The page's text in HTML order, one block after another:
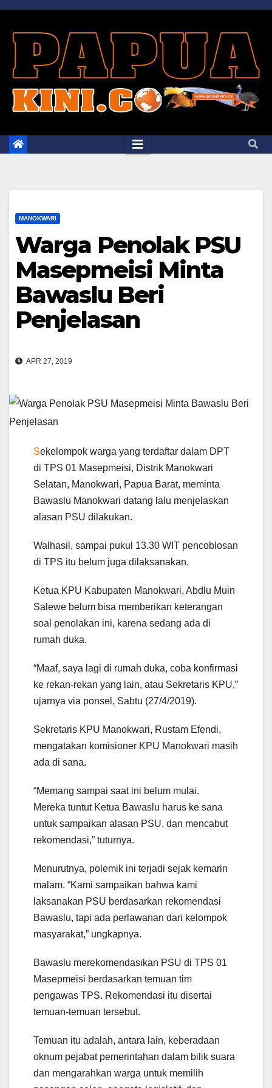
Skip
content
MANOKWARI
Warga Penolak PSU
Masepmeisi Minta
Bawaslu Beri
Penjelasan
APR 27, 2019
Sekelompok warga yang terdaftar dalam DPT
di TPS 01 Masepmeisi, Distrik Manokwari
Selatan, Manokwari, Papua Barat, meminta
Bawaslu Manokwari datang lalu menjelaskan
alasan PSU dilakukan.
Walhasil, sampai pukul 13.30 WIT pencoblosan
di TPS itu belum juga dilaksanakan.
Ketua KPU Kabupaten Manokwari, Abdlu Muin
Salewe belum bisa memberikan keterangan
soal penolakan ini, karena sedang ada di
rumah duka.
“Maaf, saya lagi di rumah duka, coba konfirmasi
ke rekan-rekan yang lain, atau Sekretaris KPU,”
ujarnya via ponsel, Sabtu (27/4/2019).
Sekretaris KPU Manokwari, Rustam Efendi,
mengatakan komisioner KPU Manokwari masih
ada di sana.
“Memang sampai saat ini belum mulai.
Mereka tuntut Ketua Bawaslu harus ke sana
untuk sampaikan alasan PSU, dan mencabut
rekomendasi,” tuturnya.
Menurutnya, polemik ini terjadi sejak kemarin
malam. “Kami sampaikan bahwa kami
laksanakan PSU berdasarkan rekomendasi
Bawaslu, tapi ada perlawanan dari kelompok
masyarakat,” ungkapnya.
Bawaslu merekomendasikan PSU di TPS 01
Masepmeisi berdasarkan temuan tim
pengawas TPS. Rekomendasi itu disertai
temuan-temuan tersebut.
Temuan itu adalah, antara lain, keberadaan
oknum pejabat pemerintahan dalam bilik suara
dan mengarahkan warga untuk memilih